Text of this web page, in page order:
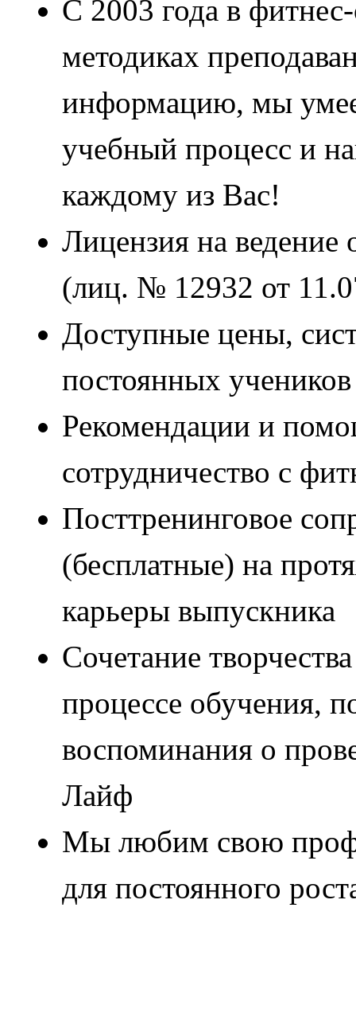
С 2003 года в
методиках
информацию, мы
учебный процесс и
каждому из Вас!
Лицензия на ведение
(лиц. № 12932 от
Доступные цены,
постоянных
Рекомендации и
сотрудничество с
Посттренинговое
(бесплатные) на
карьеры выпускника
Сочетание
процессе обучения,
воспоминания о
Лайф
Мы любим свою
для постоянного